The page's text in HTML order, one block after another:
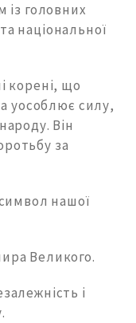
із головних
національної
корені, що
уособлює силу,
Він
за
нашої
Великого.
і